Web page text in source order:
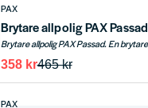
PAX
Brytare allpolig PAX Passad
465 kr
358 kr
PAX